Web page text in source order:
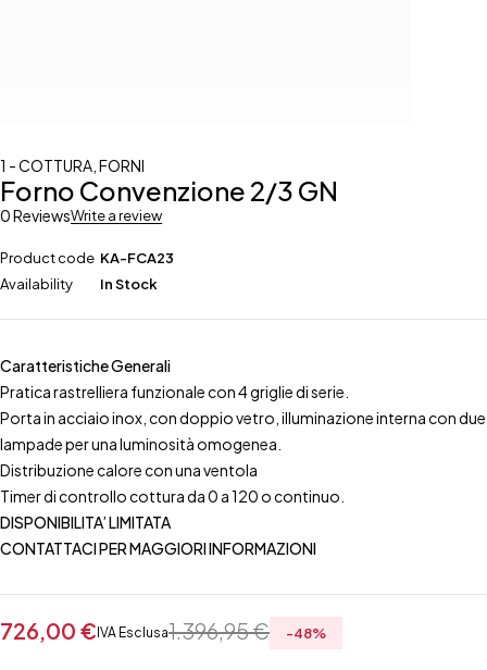
1 - COTTURA FORNI
Forno Convenzione 2/3 GN
0 ReviewsWrite a review
Product code KA-FCA23
Availability
In Stock
Caratteristiche Generali
Pratica rastrelliera funzionale con 4 griglie di serie.
Porta in acciaio inox, con doppio vetro, illuminazione interna con due
lampade per una luminosità omogenea.
Distribuzione calore con una ventola
Timer di controllo cottura da 0 a 120 o continuo.
DISPONIBILITA’ LIMITATA
CONTATTACI PER MAGGIORI INFORMAZIONI
1.396,95€
726,00 € IVA Esclusa -48%